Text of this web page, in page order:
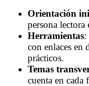
Orientación
persona
Herramientas:
con enlaces en
prácticos.
Temas
cuenta en cada